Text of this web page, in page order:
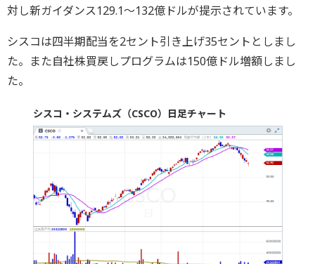
対し新ガイダンス129.1～132億ドルが提示されています。
シスコは四半期配当を2セント引き上げ35セントとしまし
た。また自社株買戻しプログラムは150億ドル増額しまし
た。
シスコ・システムズ（CSCO）日足チャート